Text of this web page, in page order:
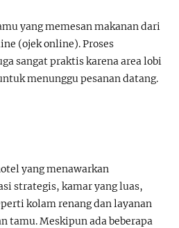
yang memesan makanan dari
(ojek online). Proses
sangat praktis karena area lobi
menunggu pesanan datang.
yang menawarkan
strategis, kamar yang luas,
kolam renang dan layanan
tamu. Meskipun ada beberapa